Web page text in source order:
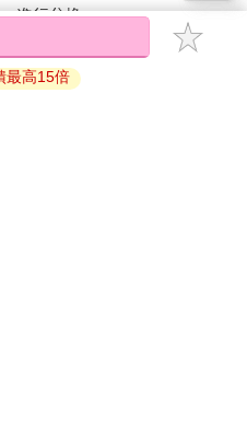
進行兌換。
的電子書僅能以金石堂專屬